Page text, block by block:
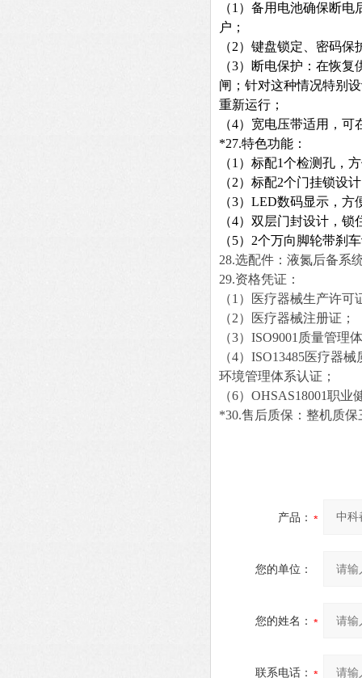
（1）备用电池确保断
户；
（2）键盘锁定、密码
（3）断电保护：在恢
闸；针对这种情况特别
重新运行；
（4）宽电压带适用，
*27.特色功能：
（1）标配1个检测孔，
（2）标配2个门挂锁设
（3）LED数码显示，
（4）双层门封设计，
（5）2个万向脚轮带刹
28.选配件：液氮后备系
29.资格凭证：
（1）医疗器械生产许可
（2）医疗器械注册证；
（3）ISO9001质量管理
（4）
环境管理体系认证；
（6）OHSAS18001职
*30.售后质保：整机质保
产品：
您的单位：
您的姓名：
联系电话：